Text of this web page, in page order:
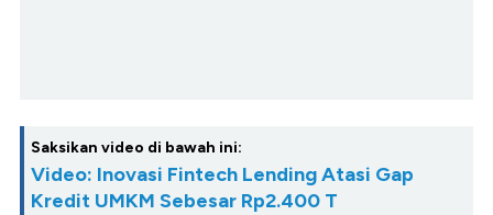
Saksikan video di bawah ini:
Video: Inovasi Fintech Lending Atasi Gap
Kredit UMKM Sebesar Rp2.400 T